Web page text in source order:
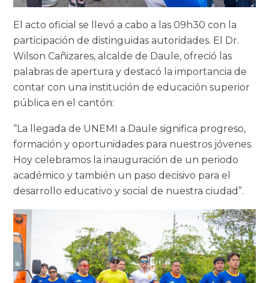
El acto oficial se llevó a cabo a las 09h30 con la
participación de distinguidas autoridades. El Dr.
Wilson Cañizares, alcalde de Daule, ofreció las
palabras de apertura y destacó la importancia de
contar con una institución de educación superior
pública en el cantón:
“La llegada de UNEMI a Daule significa progreso,
formación y oportunidades para nuestros jóvenes.
Hoy celebramos la inauguración de un periodo
académico y también un paso decisivo para el
desarrollo educativo y social de nuestra ciudad”.